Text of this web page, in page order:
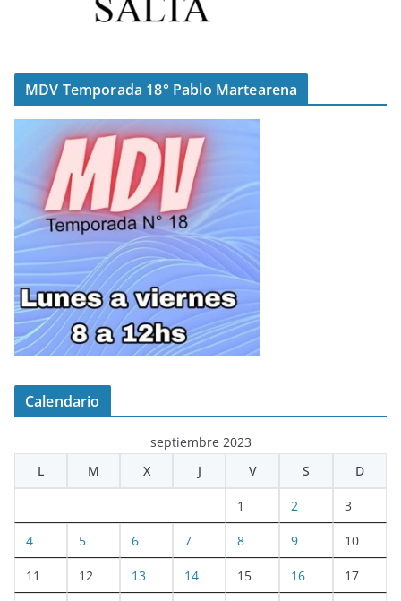
MDV Temporada 18° Pablo Martearena
Calendario
septiembre 2023
L
M X J V S D
1 2 3
4 5 6 7 8 9 10
11 12 13 14 15 16 17